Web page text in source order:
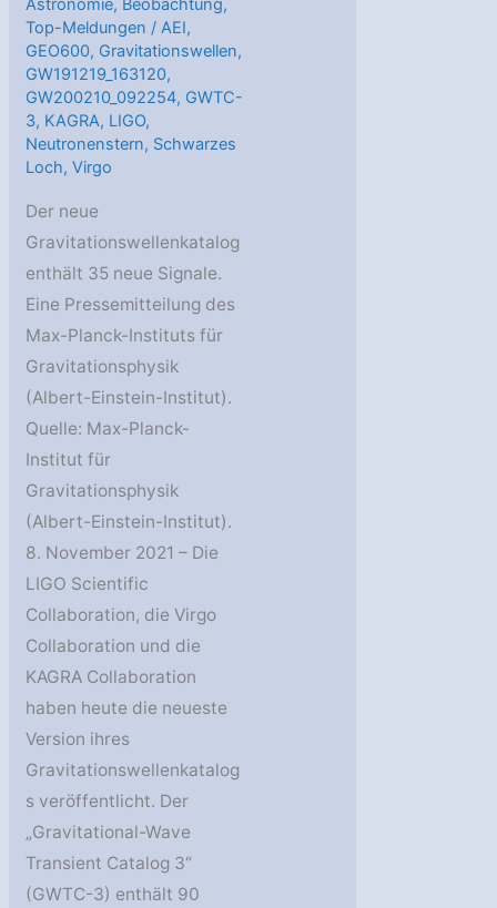
Astronomie, Beobachtung,
Top-Meldungen /AEI,
GEO600, Gravitationswellen,
GW191219_163120,
GW200210_092254, GWTC-
3, KAGRA, LIGO,
Neutronenstern, Schwarzes
Loch,Virgo
Der neue
Gravitationswellenkatalog
enthält 35 neue Signale.
Eine Pressemitteilung des
Max-Planck-Instituts für
Gravitationsphysik
(Albert-Einstein-Institut).
Quelle: Max-Planck-
Institut für
Gravitationsphysik
(Albert-Einstein-Institut).
8. November 2021 – Die
LIGO Scientific
Collaboration, die Virgo
Collaboration und die
KAGRA Collaboration
haben heute die neueste
Version ihres
Gravitationswellenkatalog
s veröffentlicht. Der
„Gravitational-Wave
Transient Catalog 3“
(GWTC-3) enthält 90